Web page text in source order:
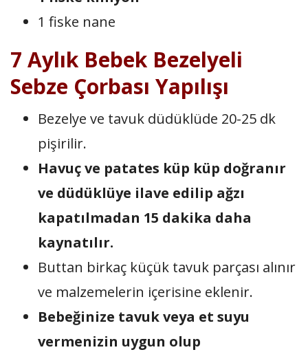
1 fiske nane
7 Aylık Bebek Bezelyeli
Sebze Çorbası Yapılışı
Bezelye ve tavuk düdüklüde 20-25 dk
pişirilir.
Havuç ve patates küp küp doğranır
ve düdüklüye ilave edilip ağzı
kapatılmadan 15 dakika daha
kaynatılır.
Buttan birkaç küçük tavuk parçası alınır
ve malzemelerin içerisine eklenir.
Bebeğinize tavuk veya et suyu
vermenizin uygun olup